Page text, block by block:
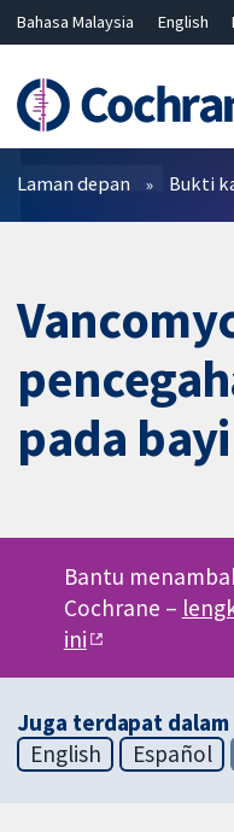
Bahasa Malaysia English
Hrvatski
Deutsch ไทย
简体中文
Penapis
Laman depan Bukti
pada
Bantu
Cochrane –
ini
Juga terdapat dalam
English
Español